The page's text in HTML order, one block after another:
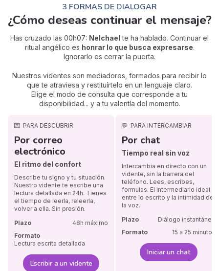
3 FORMAS DE DIALOGAR
¿Cómo deseas continuar el mensaje?
Has cruzado las 00h07: Nelchael te ha hablado. Continuar el
ritual angélico es honrar lo que busca expresarse.
Ignorarlo es cerrar la puerta.
Nuestros videntes son mediadores, formados para recibir lo
que te atraviesa y restituírtelo en un lenguaje claro.
Elige el modo de consulta que corresponde a tu
disponibilidad... y a tu valentía del momento.
💌 PARA DESCUBRIR
Por correo
electrónico
El ritmo del confort
Describe tu signo y tu situación.
Nuestro vidente te escribe una
lectura detallada en 24h. Tienes
el tiempo de leerla, releerla,
volver a ella. Sin presión.
Plazo
48h máximo
Formato
Lectura escrita detallada
Escribir a un vidente
💬 PARA INTERCAMBIAR
Por chat
Tiempo real sin voz
Intercambia en directo con un
vidente, sin la barrera del
teléfono. Lees, escribes,
formulas. El intermediario ideal
entre lo escrito y la intimidad de
la voz.
Plazo
Diálogo instantáneo
Formato
15 a 25 minutos
Iniciar un chat